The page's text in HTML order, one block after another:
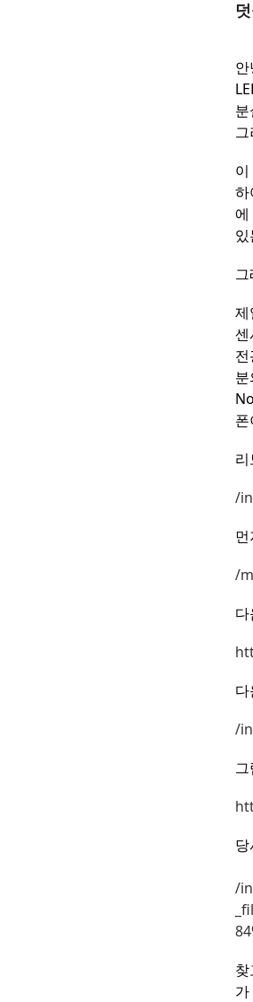
하
제
센
/
/
/
/